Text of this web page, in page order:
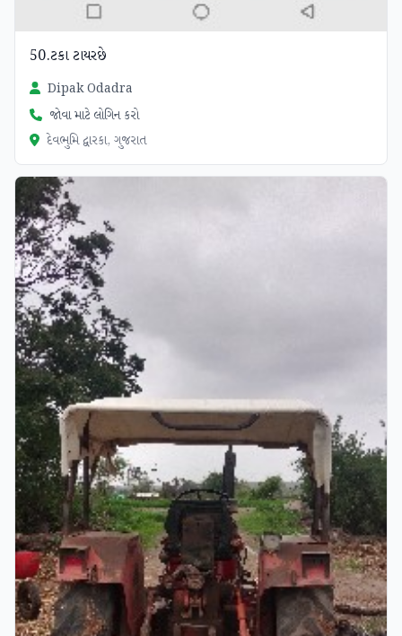
50.ટકા ટાયરછે
Dipak Odadra
જોવા માટે લોગિન કરો
દેવભુમિ દ્વારકા, ગુજરાત